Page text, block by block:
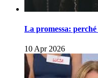
La promessa:
10 Apr 2026